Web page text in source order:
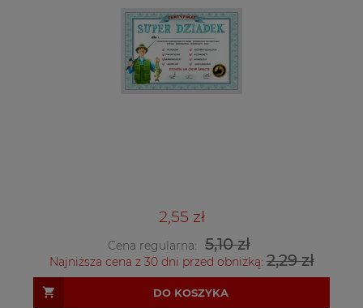
2,55 zł
Cena regularna: 5,10 zł
Najniższa cena z 30 dni przed obniżką:2,29 zł
DO KOSZYKA